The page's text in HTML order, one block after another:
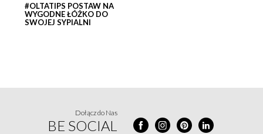
#OLTATIPS POSTAW NA
WYGODNE ŁÓŻKO DO
SWOJEJ SYPIALNI
Dołącz do Nas
BE SOCIAL